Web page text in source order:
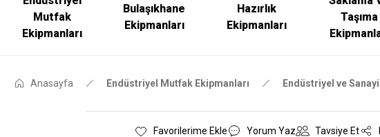
Mutfak
Ekipmanları
Bulaşıkhane
Ekipmanları
Hazırlık
Ekipmanları
Taşıma
Anasayfa Endüstriyel Mutfak Ekipmanları Endüstriyel ve
Yorum Yaz Tavsiye Et